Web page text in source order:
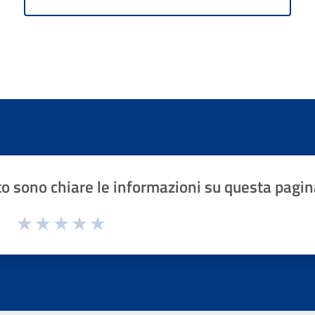
sono chiare le informazioni su questa
1 a 5 stelle la pagina